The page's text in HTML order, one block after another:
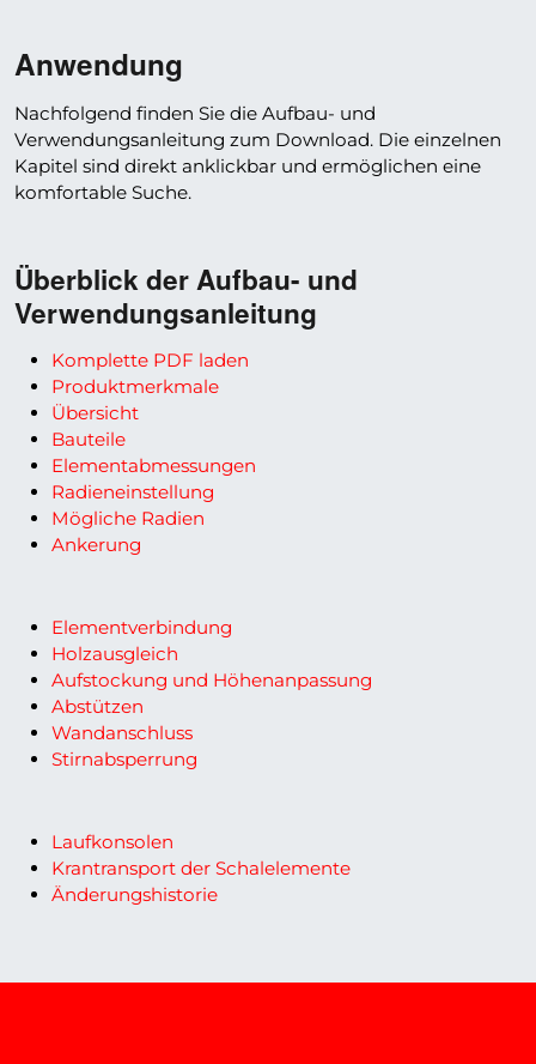
Anwendung
Nachfolgend finden Sie die Aufbau- und
Verwendungsanleitung zum Download. Die einzelnen
Kapitel sind direkt anklickbar und ermöglichen eine
komfortable Suche.
Überblick der Aufbau- und
Verwendungsanleitung
Komplette PDF laden
Produktmerkmale
Übersicht
Bauteile
Elementabmessungen
Radieneinstellung
Mögliche Radien
Ankerung
Elementverbindung
Holzausgleich
Aufstockung und Höhenanpassung
Abstützen
Wandanschluss
Stirnabsperrung
Laufkonsolen
Krantransport der Schalelemente
Änderungshistorie